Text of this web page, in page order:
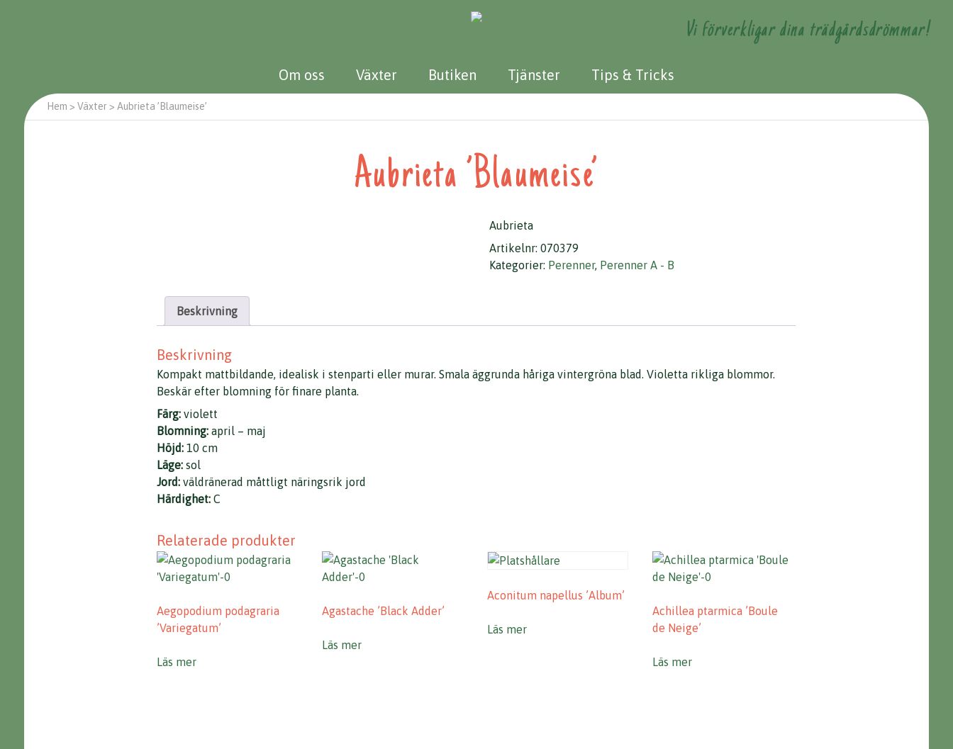
Om oss Växter Butiken Tjänster Tips & Tricks
Vi förverkligar dina trädgårdsdrömmar!
Hem > Växter> Aubrieta ’Blaumeise’
Aubrieta ’Blaumeise’
Aubrieta
Artikelnr:070379
Kategorier: Perenner, Perenner A - B
Beskrivning
Beskrivning
Kompakt mattbildande, idealisk i stenparti eller murar. Smala äggrunda håriga vintergröna blad. Violetta rikliga blommor.
Beskär efter blomning för finare planta.
Färg: violett
Blomning: april – maj
Höjd: 10 cm
Läge: sol
Jord: väldränerad måttligt näringsrik jord
Härdighet: C
Relaterade produkter
Aegopodium podagraria
’Variegatum’
Läs mer
Agastache ’Black Adder’
Läs mer
Aconitum napellus ’Album’
Läs mer
Achillea ptarmica ’Boule
de Neige’
Läs mer